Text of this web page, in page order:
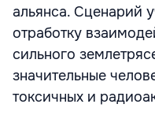
альянса. Сценарий
отработку
сильного
значительные
токсичных и